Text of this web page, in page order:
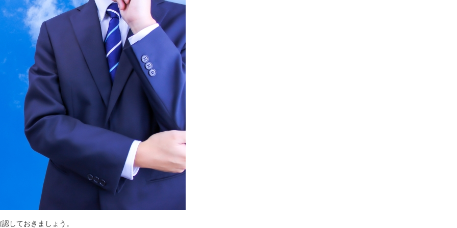
しておきましょう。